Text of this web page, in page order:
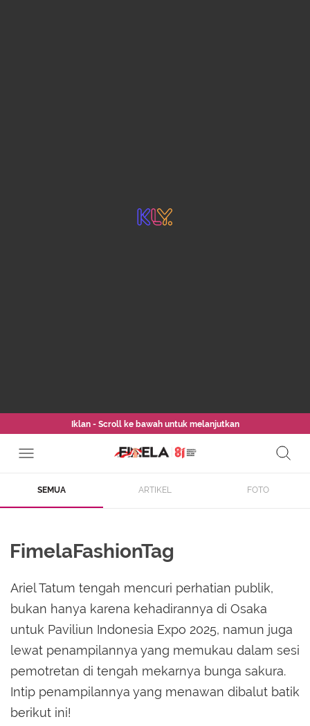
Iklan - Scroll ke bawah untuk melanjutkan
SEMUA ARTIKEL FOTO
FimelaFashionTag
Ariel Tatum tengah mencuri perhatian publik,
bukan hanya karena kehadirannya di Osaka
untuk Paviliun Indonesia Expo 2025, namun juga
lewat penampilannya yang memukau dalam sesi
pemotretan di tengah mekarnya bunga sakura.
Intip penampilannya yang menawan dibalut batik
berikut ini!